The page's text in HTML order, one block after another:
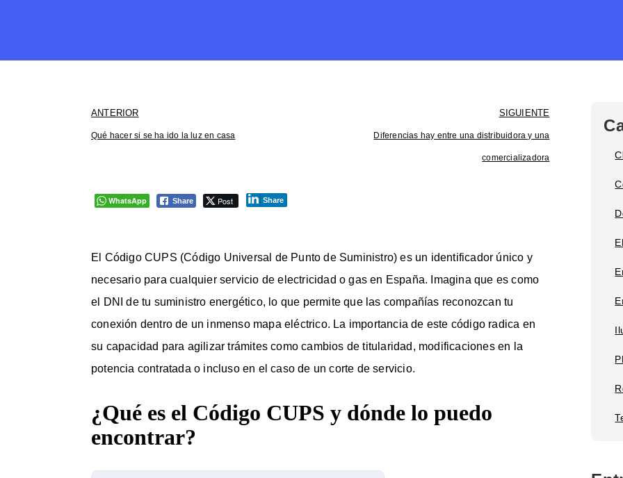
ANTERIOR
Qué hacer si se ha ido la luz en casa
SIGUIENTE
Diferencias hay entre una distribuidora y una
comercializadora
WhatsApp Share Post Share
El Código CUPS (Código Universal de Punto de Suministro) es un identificador único y
necesario para cualquier servicio de electricidad o gas en España. Imagina que es como
el DNI de tu suministro energético, lo que permite que las compañías reconozcan tu
conexión dentro de un inmenso mapa eléctrico. La importancia de este código radica en
su capacidad para agilizar trámites como cambios de titularidad, modificaciones en la
potencia contratada o incluso en el caso de un corte de servicio.
¿Qué es el Código CUPS y dónde lo puedo
encontrar?